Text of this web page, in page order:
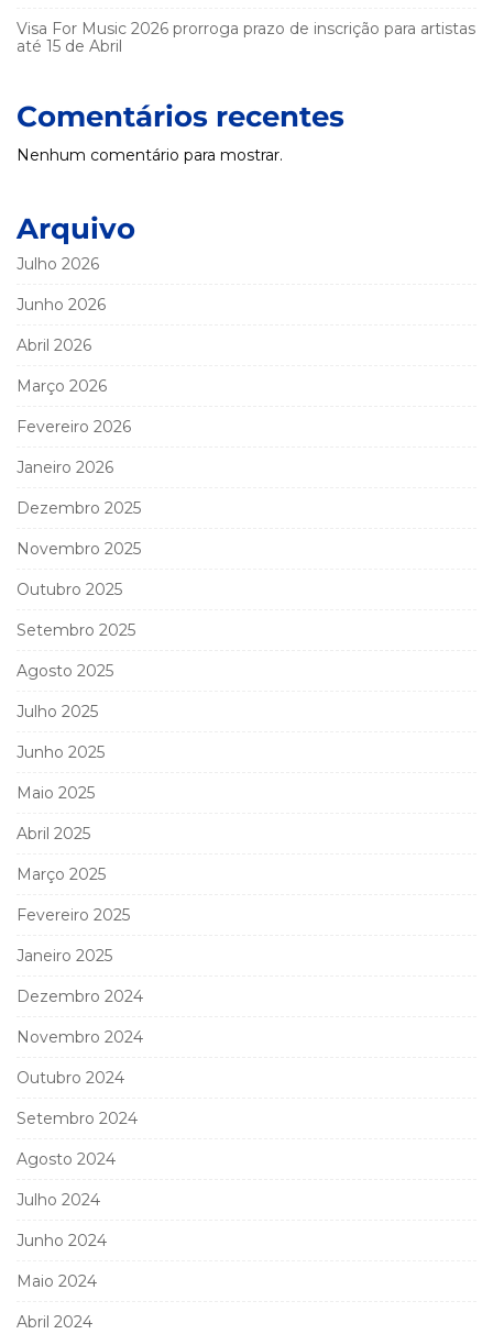
Visa For Music 2026 prorroga prazo de inscrição para artistas
até 15 de Abril
Comentários recentes
Nenhum comentário para mostrar.
Arquivo
Julho 2026
Junho 2026
Abril 2026
Março 2026
Fevereiro 2026
Janeiro 2026
Dezembro 2025
Novembro 2025
Outubro 2025
Setembro 2025
Agosto 2025
Julho 2025
Junho 2025
Maio 2025
Abril 2025
Março 2025
Fevereiro 2025
Janeiro 2025
Dezembro 2024
Novembro 2024
Outubro 2024
Setembro 2024
Agosto 2024
Julho 2024
Junho 2024
Maio 2024
Abril 2024